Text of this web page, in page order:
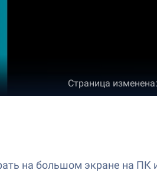
Страница изменена:
на большом экране на ПК